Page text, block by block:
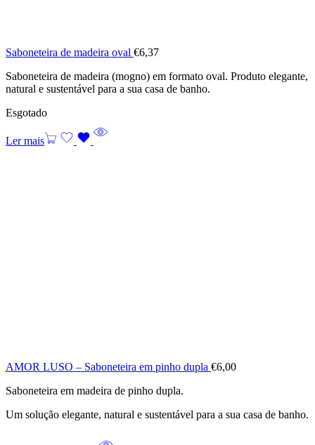
Saboneteira de madeira oval €6,37
Saboneteira de madeira (mogno) em formato oval. Produto elegante,
natural e sustentável para a sua casa de banho.
Esgotado
Ler mais
AMOR LUSO – Saboneteira em pinho dupla €6,00
Saboneteira em madeira de pinho dupla.
Um solução elegante, natural e sustentável para a sua casa de banho.